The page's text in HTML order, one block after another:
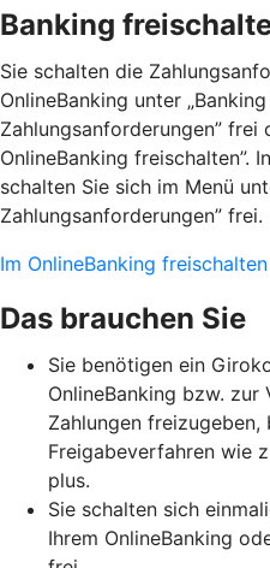
Banking
Sie schalten die
OnlineBanking unter
Zahlungsanforderungen”­ frei
OnlineBanking freischalten”.
schalten Sie sich im Menü
Zahlungsanforderungen” frei.
Im OnlineBanking freischalten
Das brauchen Sie
Sie benötigen ein
OnlineBanking bzw. zur
Zahlungen freizugeben,
Freigabeverfahren wie
plus.
Sie schalten sich
Ihrem OnlineBanking